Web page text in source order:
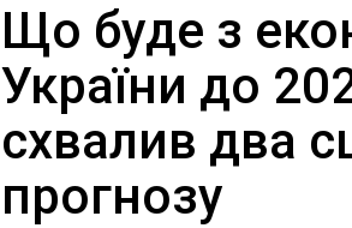
Що буде з
України до
схвалив два
прогнозу